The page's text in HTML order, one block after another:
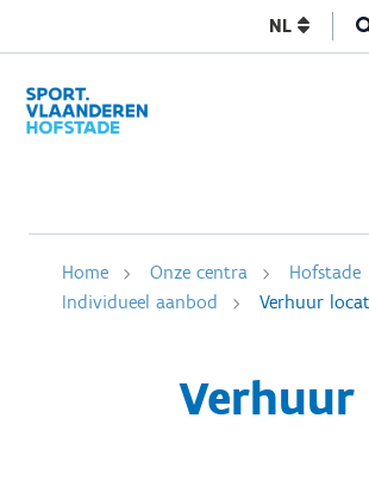
NL
Home Onze centra
Hofstade
Individueel aanbod
Verhuur
Verhuur